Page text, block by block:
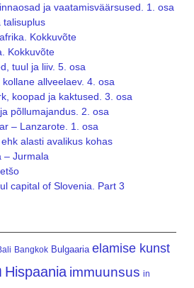
ja vaatamisväärsused. 1. osa
talisuplus
Kokkuvõte
Kokkuvõte
tuul ja liiv. 5. osa
allveelaev. 4. osa
koopad ja kaktused. 3. osa
põllumajandus. 2. osa
– Lanzarote. 1. osa
alasti avalikus kohas
– Jurmala
capital of Slovenia. Part 3
Bangkok Bulgaaria elamise kunst
Hispaania immuunsus in